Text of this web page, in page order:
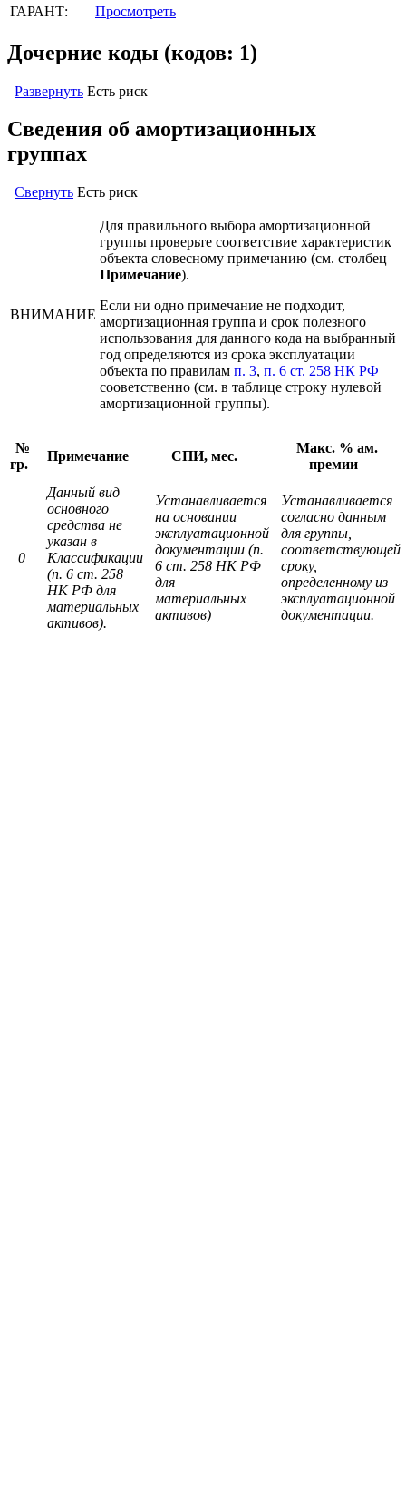
ГАРАНТ:
Просмотреть
Дочерние коды (кодов: 1)
Развернуть Есть риск
Сведения об амортизационных
группах
Свернуть Есть риск
ВНИМАНИЕ
Для правильного выбора амортизационной
группы проверьте соответствие характеристик
объекта словесному примечанию (см. столбец
Примечание).
Если ни одно примечание не подходит,
амортизационная группа и срок полезного
использования для данного кода на выбранный
год определяются из срока эксплуатации
объекта по правилам п. 3, п. 6 ст. 258 НК РФ
сооветственно (см. в таблице строку нулевой
амортизационной группы).
№
гр.
Примечание СПИ, мес.
Макс. % ам.
премии
0
Данный вид
основного
средства не
указан в
Классификации
(п. 6 ст. 258
НК РФ для
материальных
активов).
Устанавливается
на основании
эксплуатационной
документации (п.
6 ст. 258 НК РФ
для
материальных
активов)
Устанавливается
согласно данным
для группы,
соответствующей
сроку,
определенному из
эксплуатационной
документации.